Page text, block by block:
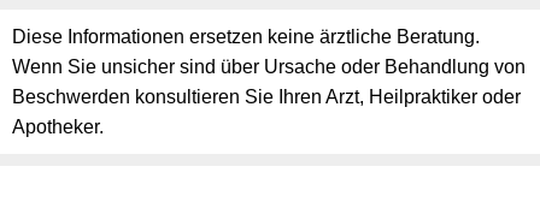
Diese Informationen ersetzen keine ärztliche Beratung.
Wenn Sie unsicher sind über Ursache oder Behandlung von
Beschwerden konsultieren Sie Ihren Arzt, Heilpraktiker oder
Apotheker.